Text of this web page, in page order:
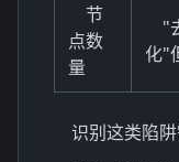
节
点数
量
"
化"
识别这类陷